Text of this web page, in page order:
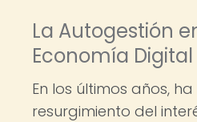
La Autogestión
Economía Digital
En los últimos años,
resurgimiento del